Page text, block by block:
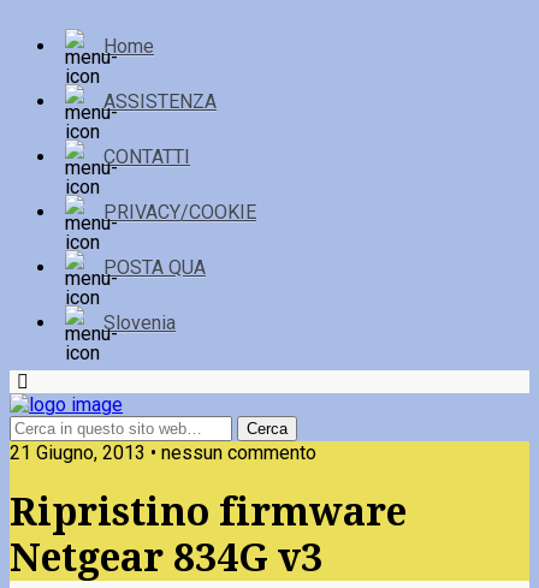
Home
ASSISTENZA
CONTATTI
PRIVACY/COOKIE
POSTA QUA
Slovenia
21 Giugno, 2013 • nessun commento
Ripristino firmware
Netgear 834G v3